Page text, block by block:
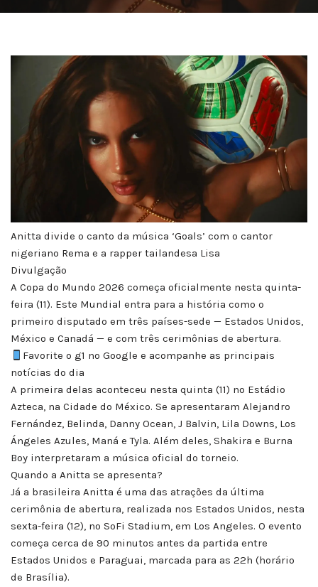
Anitta divide o canto da música ‘Goals’ com o cantor
nigeriano Rema e a rapper tailandesa Lisa
Divulgação
A Copa do Mundo 2026 começa oficialmente nesta quinta-
feira (11). Este Mundial entra para a história como o
primeiro disputado em três países-sede — Estados Unidos,
México e Canadá — e com três cerimônias de abertura.
Favorite o g1 no Google e acompanhe as principais
notícias do dia
A primeira delas aconteceu nesta quinta (11) no Estádio
Azteca, na Cidade do México. Se apresentaram Alejandro
Fernández, Belinda, Danny Ocean, J Balvin, Lila Downs, Los
Ángeles Azules, Maná e Tyla. Além deles, Shakira e Burna
Boy interpretaram a música oficial do torneio.
Quando a Anitta se apresenta?
Já a brasileira Anitta é uma das atrações da última
cerimônia de abertura, realizada nos Estados Unidos, nesta
sexta-feira (12), no SoFi Stadium, em Los Angeles. O evento
começa cerca de 90 minutos antes da partida entre
Estados Unidos e Paraguai, marcada para as 22h (horário
de Brasília).